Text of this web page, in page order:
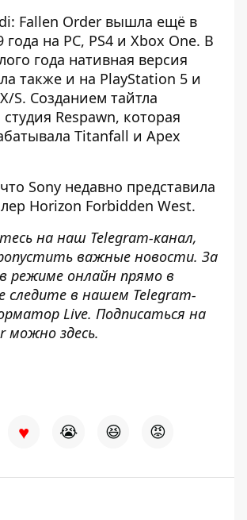
Fallen Order вышла ещё в
года на PC, PS4 и Xbox One. В
года нативная версия
также и на PlayStation 5 и
S. Созданием тайтла
Respawn, которая
Titanfall и Apex
Sony недавно представила
Horizon Forbidden West.
на наш Telegram-канал,
важные новости. За
режиме онлайн прямо в
следите в нашем Telegram-
Live. Подписаться на
можно здесь.
♥ 😭 😆 😡